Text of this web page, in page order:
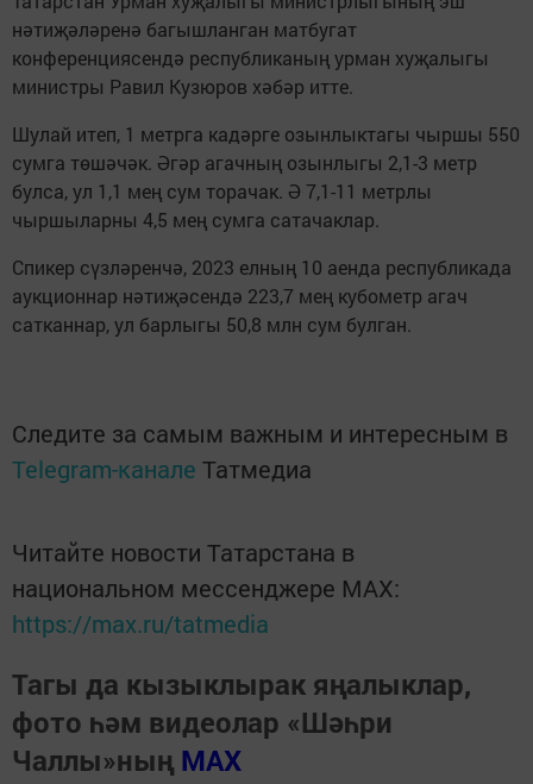
нәтиҗәләренә багышланган матбугат
конференциясендә республиканың урман хуҗалыгы
министры Равил Кузюров хәбәр итте.
Шулай итеп, 1 метрга кадәрге озынлыктагы чыршы 550
сумга төшәчәк. Әгәр агачның озынлыгы 2,1-3 метр
булса, ул 1,1 мең сум торачак. Ә 7,1-11 метрлы
чыршыларны 4,5 мең сумга сатачаклар.
Спикер сүзләренчә, 2023 елның 10 аенда республикада
аукционнар нәтиҗәсендә 223,7 мең кубометр агач
сатканнар, ул барлыгы 50,8 млн сум булган.
Следите за самым важным и интересным в
Telegram-канале Татмедиа
Читайте новости Татарстана в
национальном мессенджере MАХ:
https://max.ru/tatmedia
Тагы да кызыклырак яңалыклар,
фото һәм видеолар «Шәһри
Чаллы»ның MAX